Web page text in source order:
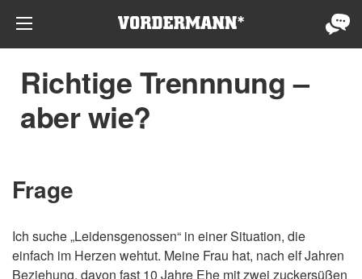
Richtige Trennnung –
aber wie?
Frage
Ich suche „Leidensgenossen“ in einer Situation, die
einfach im Herzen wehtut. Meine Frau hat, nach elf Jahren
Beziehung, davon fast 10 Jahre Ehe mit zwei zuckersüßen